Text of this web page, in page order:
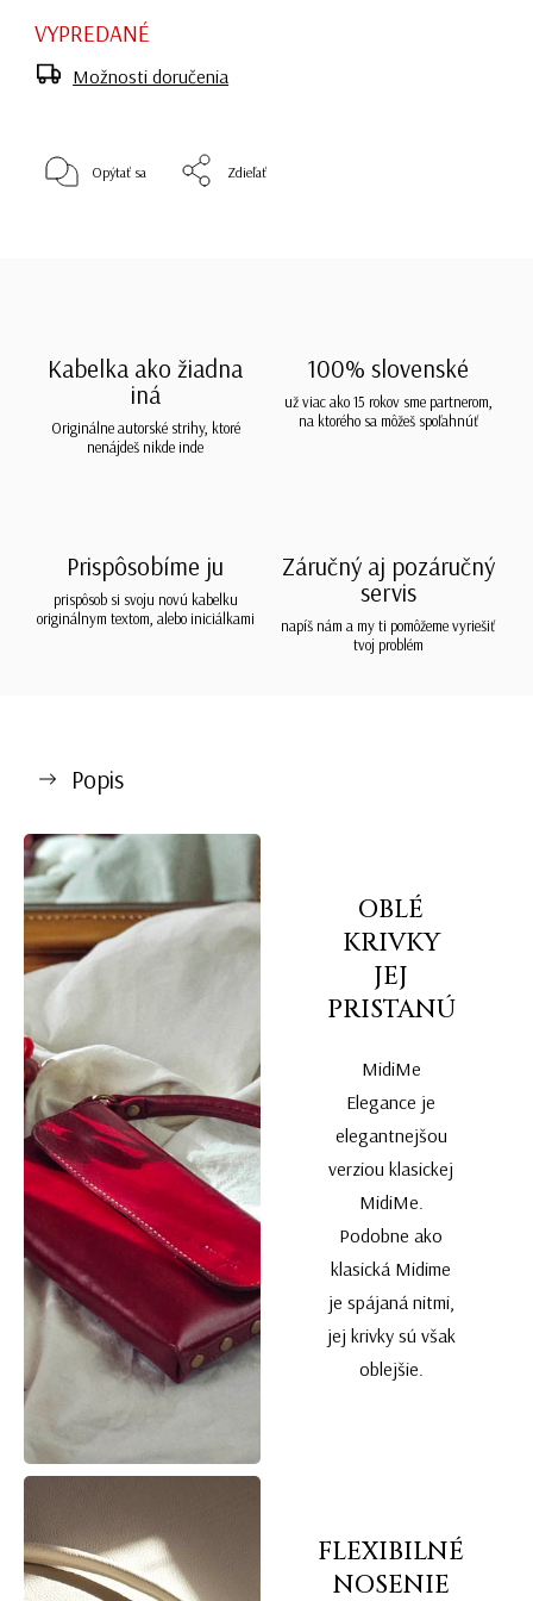
VYPREDANÉ
Možnosti doručenia
Opýtať sa Zdieľať
Kabelka ako žiadna
iná
Originálne autorské strihy, ktoré
nenájdeš nikde inde
100% slovenské
už viac ako 15 rokov sme partnerom,
na ktorého sa môžeš spoľahnúť
Prispôsobíme ju
prispôsob si svoju novú kabelku
originálnym textom, alebo iniciálkami
Záručný aj pozáručný
servis
napíš nám a my ti pomôžeme vyriešiť
tvoj problém
Popis
OBLÉ
KRIVKY
JEJ
PRISTANÚ
MidiMe
Elegance je
elegantnejšou
verziou klasickej
MidiMe.
Podobne ako
klasická Midime
je spájaná nitmi,
jej krivky sú však
oblejšie.
FLEXIBILNÉ
NOSENIE